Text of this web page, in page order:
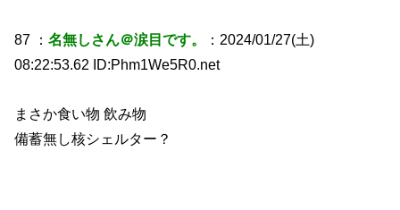
87 ：名無しさん＠涙目です。
：2024/01/27(土)
08:22:53.62 ID:Phm1We5R0.net
まさか食い物 飲み物
備蓄無し核シェルター？